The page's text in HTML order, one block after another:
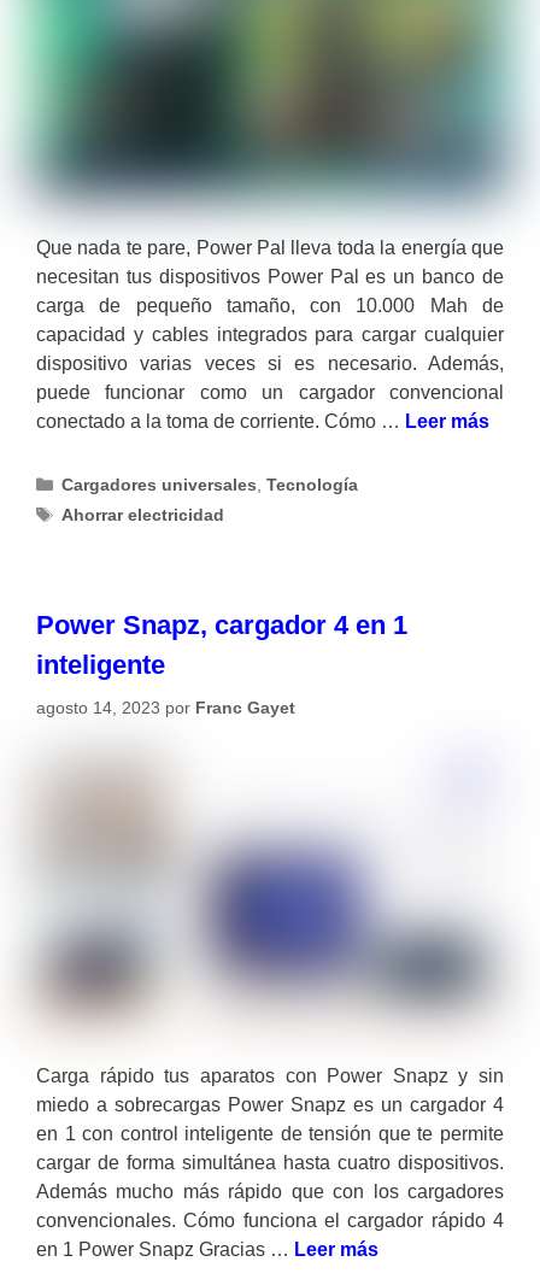
Que nada te pare, Power Pal lleva toda la energía que
necesitan tus dispositivos Power Pal es un banco de
carga de pequeño tamaño, con 10.000 Mah de
capacidad y cables integrados para cargar cualquier
dispositivo varias veces si es necesario. Además,
puede funcionar como un cargador convencional
conectado a la toma de corriente. Cómo … Leer más
Categorías
Cargadores universales ,Tecnología
Etiquetas
Ahorrar electricidad
Power Snapz, cargador 4 en 1
inteligente
agosto 14, 2023 por Franc Gayet
Carga rápido tus aparatos con Power Snapz y sin
miedo a sobrecargas Power Snapz es un cargador 4
en 1 con control inteligente de tensión que te permite
cargar de forma simultánea hasta cuatro dispositivos.
Además mucho más rápido que con los cargadores
convencionales. Cómo funciona el cargador rápido 4
en 1 Power Snapz Gracias … Leer más